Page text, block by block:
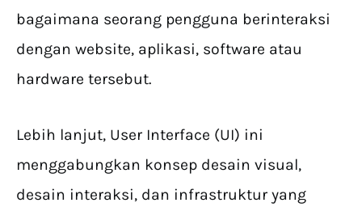
bagaimana seorang pengguna berinteraksi
dengan website, aplikasi, software atau
hardware tersebut.
Lebih lanjut, User Interface (UI) ini
menggabungkan konsep desain visual,
desain interaksi, dan infrastruktur yang